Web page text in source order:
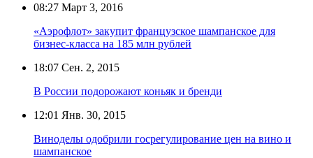
08:27 Март 3, 2016
«Аэрофлот» закупит французское шампанское для
бизнес-класса на 185 млн рублей
18:07 Сен. 2, 2015
В России подорожают коньяк и бренди
12:01 Янв. 30, 2015
Виноделы одобрили госрегулирование цен на вино и
шампанское